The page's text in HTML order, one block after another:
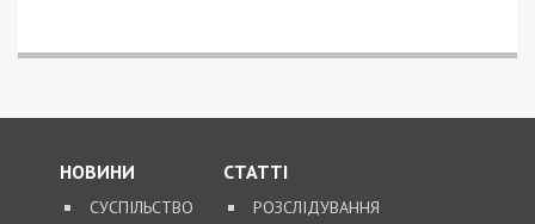
Почему в Днепре
Секретарь